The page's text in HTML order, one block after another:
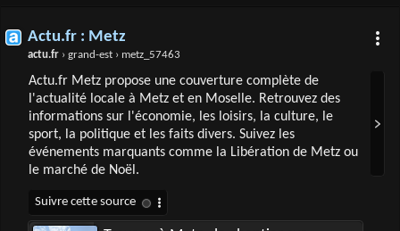
Actu.fr : Metz
actu.fr › grand-est › metz_57463
Actu.fr Metz propose une couverture complète de
l'actualité locale à Metz et en Moselle. Retrouvez des
informations sur l'économie, les loisirs, la culture, le
sport, la politique et les faits divers. Suivez les
événements marquants comme la Libération de Metz ou
le marché de Noël.